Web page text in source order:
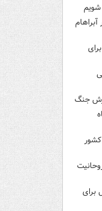
شویم
آبراهام
جنگ
برای